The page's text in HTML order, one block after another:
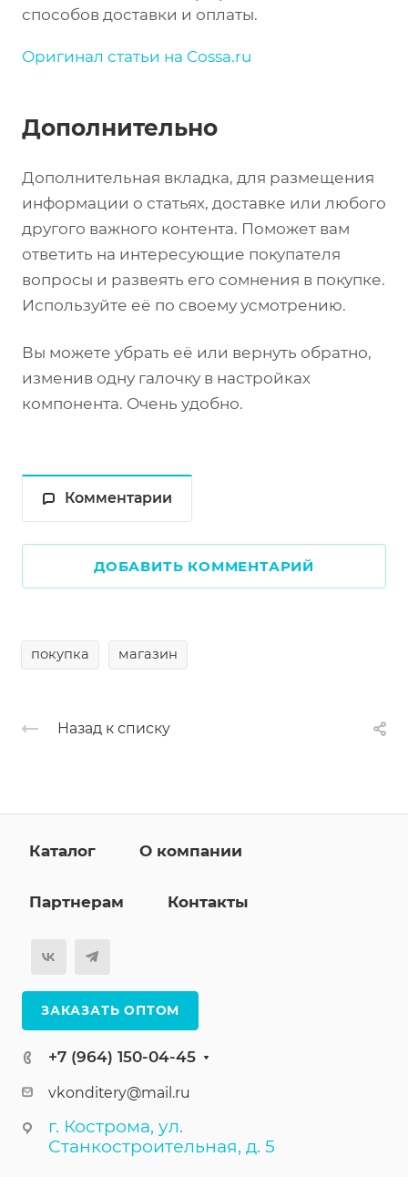
способов доставки и оплаты.
Оригинал статьи на Cossa.ru
Дополнительно
Дополнительная вкладка, для размещения
информации о статьях, доставке или любого
другого важного контента. Поможет вам
ответить на интересующие покупателя
вопросы и развеять его сомнения в покупке.
Используйте её по своему усмотрению.
Вы можете убрать её или вернуть обратно,
изменив одну галочку в настройках
компонента. Очень удобно.
Комментарии
ДОБАВИТЬ КОММЕНТАРИЙ
покупка магазин
Назад к списку
Каталог О компании
Партнерам Контакты
ЗАКАЗАТЬ ОПТОМ
+7 (964) 150-04-45
vkonditery@mail.ru
г. Кострома, ул.
Станкостроительная, д. 5